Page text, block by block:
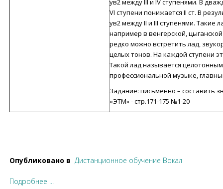
ув2 между III и IV ступенями. В
VI ступени понижается II ст. В
ув2 между II и III ступенями. Такие
например в венгерской,
редко можно встретить лад,
целых тонов. На каждой ступени
Такой лад называется
профессиональной музыке,
Задание: письменно – составить
«ЭТМ» - стр.171-175 №1-20
Опубликовано в Дистанционное обучение Вокал
Подробнее ...